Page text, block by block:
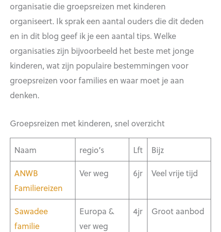
organisatie die groepsreizen met kinderen
organiseert. Ik sprak een aantal ouders die dit deden
en in dit blog geef ik je een aantal tips. Welke
organisaties zijn bijvoorbeeld het beste met jonge
kinderen, wat zijn populaire bestemmingen voor
groepsreizen voor families en waar moet je aan
denken.
Groepsreizen met kinderen, snel overzicht
Naam regio’s Lft
Bijz
ANWB
Familiereizen
Ver weg 6jr Veel vrije tijd
Sawadee
familie
Europa &
ver weg
4jr Groot aanbod